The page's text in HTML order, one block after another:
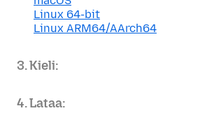
Linux 64-bit
Linux ARM64/AArch64
3. Kieli:
4. Lataa: